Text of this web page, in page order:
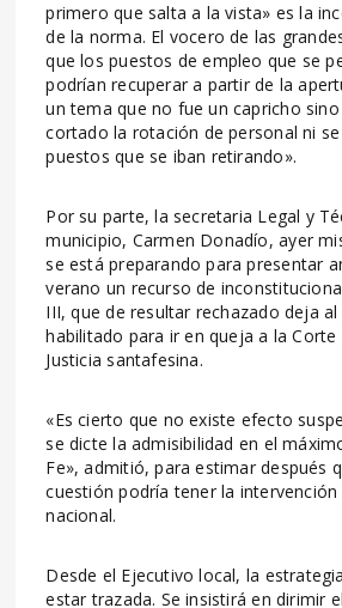
primero que salta a la vista» es la
de la norma. El vocero de las
que los puestos de empleo que se
podrían recuperar a partir de la
un tema que no fue un capricho
cortado la rotación de personal ni
puestos que se iban retirando».
Por su parte, la secretaria Legal y
municipio, Carmen Donadío, ayer
se está preparando para presentar
verano un recurso de
III, que de resultar rechazado deja
habilitado para ir en queja a la Corte
Justicia santafesina.
«Es cierto que no existe efecto
se dicte la admisibilidad en el
Fe», admitió, para estimar después
cuestión podría tener la intervención
nacional.
Desde el Ejecutivo local, la
estar trazada. Se insistirá en dirimir